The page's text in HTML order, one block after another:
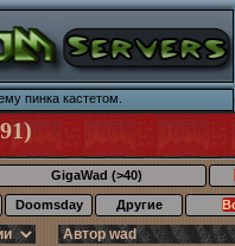
пинка кастетом.
GigaWad (>40)
Doomsday Другие